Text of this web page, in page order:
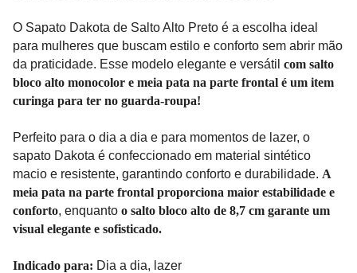
O Sapato Dakota de Salto Alto Preto é a escolha ideal
para mulheres que buscam estilo e conforto sem abrir mão
da praticidade. Esse modelo elegante e versátil com salto
bloco alto monocolor e meia pata na parte frontal é um item
curinga para ter no guarda-roupa!
Perfeito para o dia a dia e para momentos de lazer, o
sapato Dakota é confeccionado em material sintético
macio e resistente, garantindo conforto e durabilidade. A
meia pata na parte frontal proporciona maior estabilidade e
conforto, enquanto o salto bloco alto de 8,7 cm garante um
visual elegante e sofisticado.
Indicado para: Dia a dia, lazer